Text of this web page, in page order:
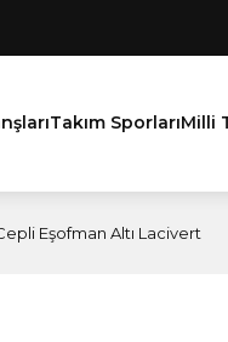
Takım SporlarıMilli
Eşofman Altı Lacivert